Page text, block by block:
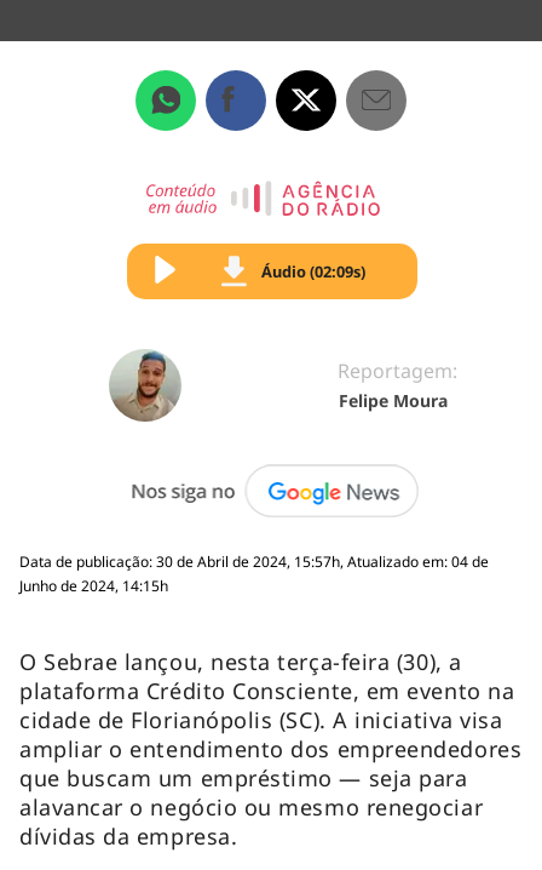
Áudio (02:09s)
Reportagem:
Felipe Moura
Data de publicação: 30 de Abril de 2024, 15:57h, Atualizado em: 04 de
Junho de 2024, 14:15h
O Sebrae lançou, nesta terça-feira (30), a
plataforma Crédito Consciente, em evento na
cidade de Florianópolis (SC). A iniciativa visa
ampliar o entendimento dos empreendedores
que buscam um empréstimo — seja para
alavancar o negócio ou mesmo renegociar
dívidas da empresa.